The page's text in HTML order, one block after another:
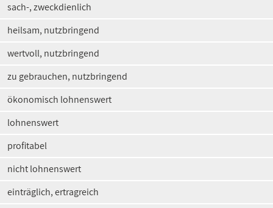
sach-, zweckdienlich
heilsam, nutzbringend
wertvoll, nutzbringend
zu gebrauchen, nutzbringend
ökonomisch lohnenswert
lohnenswert
profitabel
nicht lohnenswert
einträglich, ertragreich